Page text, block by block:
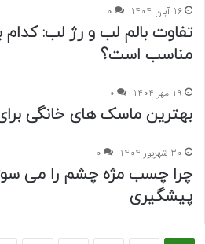
16 آبان 1404 0
تفاوت بالم لب و رژ لب: کدام
مناسب است؟
19 مهر 1404 0
بهترین ماسک های خانگی
30 شهریور 1404 0
چرا چسب مژه چشم را می
پیشگیری